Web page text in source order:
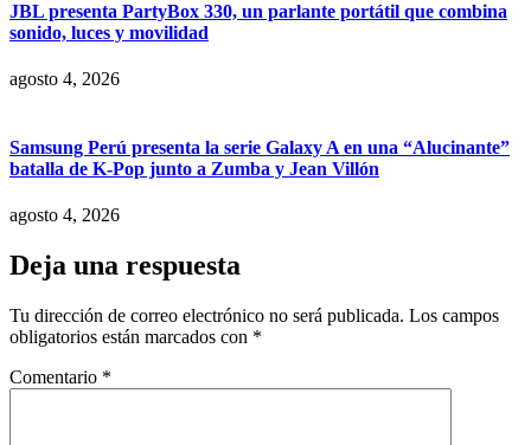
JBL presenta PartyBox 330, un parlante portátil que combina
sonido, luces y movilidad
agosto 4, 2026
Samsung Perú presenta la serie Galaxy A en una “Alucinante”
batalla de K-Pop junto a Zumba y Jean Villón
agosto 4, 2026
Deja una respuesta
Tu dirección de correo electrónico no será publicada. Los campos
obligatorios están marcados con *
Comentario *